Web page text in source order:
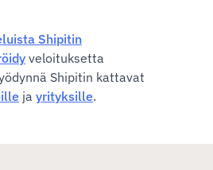
Shipitin
veloituksetta
Shipitin kattavat
ja yrityksille.